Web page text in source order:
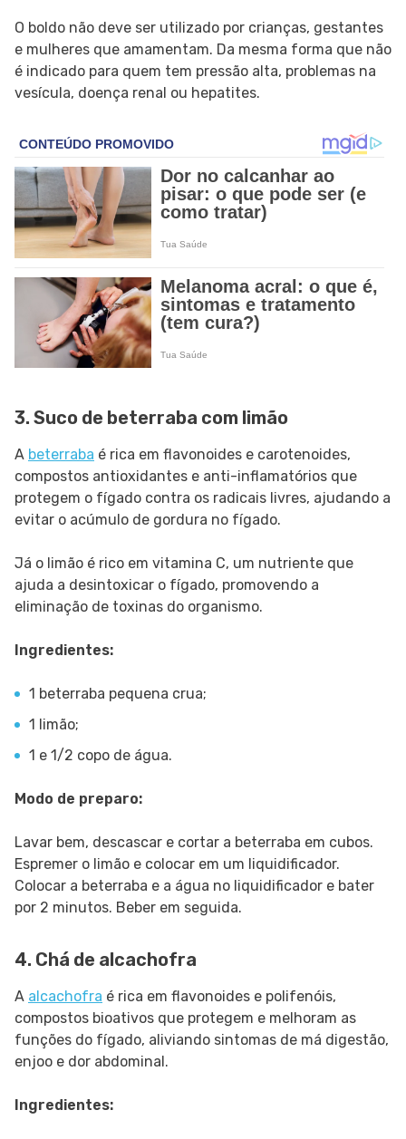
O boldo não deve ser utilizado por crianças, gestantes
e mulheres que amamentam. Da mesma forma que não
é indicado para quem tem pressão alta, problemas na
vesícula, doença renal ou hepatites.
3. Suco de beterraba com limão
A beterraba é rica em flavonoides e carotenoides,
compostos antioxidantes e anti-inflamatórios que
protegem o fígado contra os radicais livres, ajudando a
evitar o acúmulo de gordura no fígado.
Já o limão é rico em vitamina C, um nutriente que
ajuda a desintoxicar o fígado, promovendo a
eliminação de toxinas do organismo.
Ingredientes:
1 beterraba pequena crua;
1 limão;
1 e 1/2 copo de água.
Modo de preparo:
Lavar bem, descascar e cortar a beterraba em cubos.
Espremer o limão e colocar em um liquidificador.
Colocar a beterraba e a água no liquidificador e bater
por 2 minutos. Beber em seguida.
4. Chá de alcachofra
A alcachofra é rica em flavonoides e polifenóis,
compostos bioativos que protegem e melhoram as
funções do fígado, aliviando sintomas de má digestão,
enjoo e dor abdominal.
Ingredientes: